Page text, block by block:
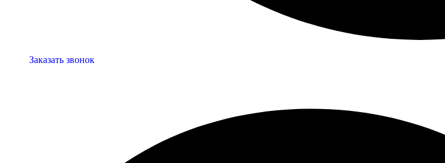
Заказать звонок